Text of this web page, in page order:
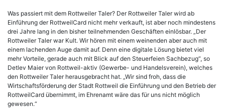
Was passiert mit dem Rottweiler Taler? Der Rottweiler Taler wird ab
Einführung der RottweilCard nicht mehr verkauft, ist aber noch mindestens
drei Jahre lang in den bisher teilnehmenden Geschäften einlösbar. „Der
Rottweiler Taler war Kult. Wir hören mit einem weinenden aber auch mit
einem lachenden Auge damit auf. Denn eine digitale Lösung bietet viel
mehr Vorteile, gerade auch mit Blick auf den Steuerfeien Sachbezug“, so
Detlev Maier von Rottweil-aktiv (Gewerbe- und Handelsverein), welches
den Rottweiler Taler herausgebracht hat. „Wir sind froh, dass die
Wirtschaftsförderung der Stadt Rottweil die Einführung und den Betrieb der
RottweilCard übernimmt, im Ehrenamt wäre das für uns nicht möglich
gewesen.“